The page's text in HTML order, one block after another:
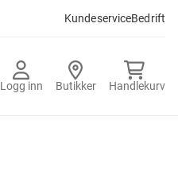
KundeserviceBedrift
Logg inn Butikker Handlekurv